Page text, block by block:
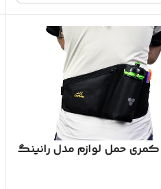
حمل لوازم مدل رانینگ